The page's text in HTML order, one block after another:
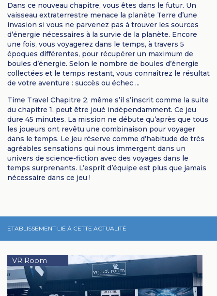
Dans ce nouveau chapitre, vous êtes dans le futur. Un
vaisseau extraterrestre menace la planète Terre d’une
invasion si vous ne parvenez pas à trouver les sources
d’énergie nécessaires à la survie de la planète. Encore
une fois, vous voyagerez dans le temps, à travers 5
époques différentes, pour récupérer un maximum de
boules d’énergie. Selon le nombre de boules d’énergie
collectées et le temps restant, vous connaîtrez le résultat
de votre aventure : succès ou échec ...
Time Travel Chapitre 2, même s’il s’inscrit comme la suite
du chapitre 1, peut être joué indépendamment. Ce jeu
dure 45 minutes. La mission ne débute qu’après que tous
les joueurs ont revêtu une combinaison pour voyager
dans le temps. Le jeu réserve comme d’habitude de très
agréables sensations qui nous immergent dans un
univers de science-fiction avec des voyages dans le
temps surprenants. L’esprit d’équipe est plus que jamais
nécessaire dans ce jeu !
ETABLISSEMENT LIÉ À CETTE ACTUALITÉ
VR Room